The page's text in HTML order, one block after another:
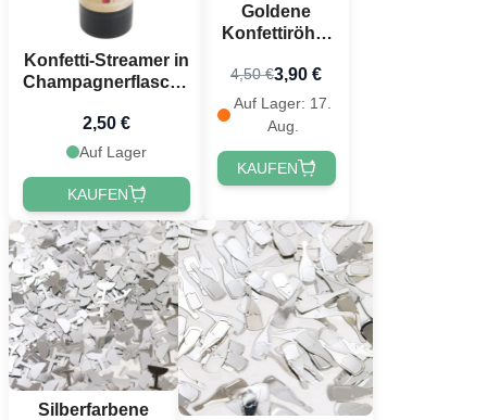
Konfetti-Streamer in
Champagnerflasche
2,50 €
Auf Lager
KAUFEN
Goldene
Konfettiröhre
PartyVikings -
Metallic
Rechteckig
4,50 €3,90 €
Auf Lager: 17.
Aug.
KAUFEN
Silberfarbene